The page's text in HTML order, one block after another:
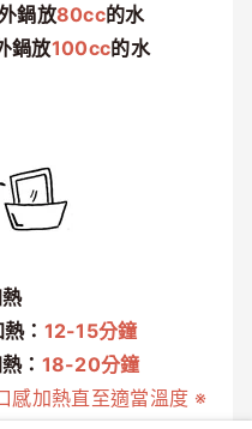
鍋放80cc的水
鍋放100cc的水
： 12-15分鐘
： 18-20分鐘
感加熱直至適當溫度 ※